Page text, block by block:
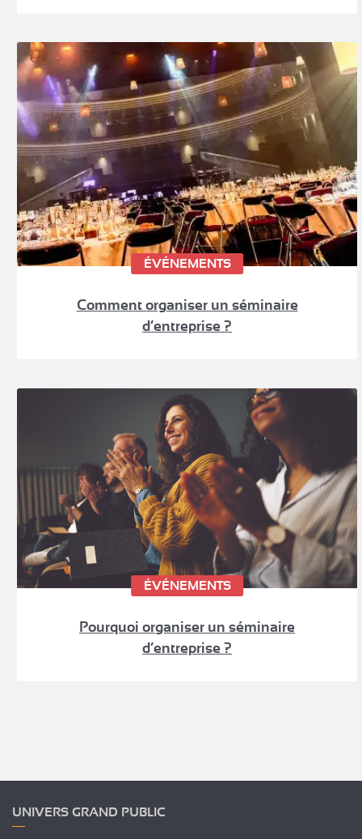
ÉVÉNEMENTS
Comment organiser un séminaire
d’entreprise ?
ÉVÉNEMENTS
Pourquoi organiser un séminaire
d’entreprise ?
UNIVERS GRAND PUBLIC